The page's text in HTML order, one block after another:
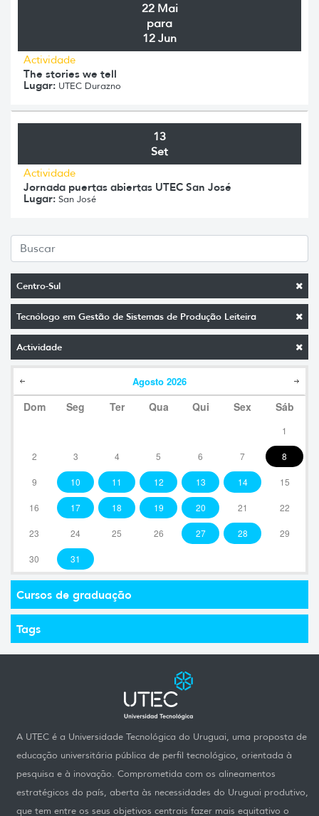
Centro-Sul
Tecnólogo em Gestão de Sistemas de Produção Leiteira
Actividade
Agosto 2026
Dom Seg Ter Qua Qui Sex Sáb
1
2 3 4 5 6 7 8
9 10 11 12 13 14 15
16 17 18 19 20 21 22
23 24 25 26 27 28 29
30 31
Cursos de graduação
Tags
22 Mai
para
12 Jun
Actividade
The stories we tell
Lugar: UTEC Durazno
13
Set
Actividade
Jornada puertas abiertas UTEC San José
Lugar: San José
A UTEC é a Universidade Tecnológica do Uruguai, uma proposta de
educação universitária pública de perfil tecnológico, orientada à
pesquisa e à inovação. Comprometida com os alineamentos
estratégicos do país, aberta às necessidades do Uruguai produtivo,
que tem entre os seus objetivos centrais fazer mais equitativo o